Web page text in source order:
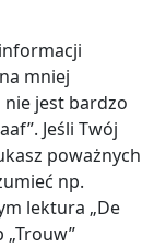
mniej
jest bardzo
Jeśli Twój
poważnych
np.
lektura „De
„Trouw”